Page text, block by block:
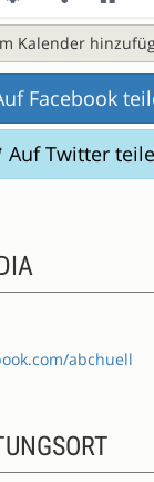
Kalender
Facebook
Auf Twitter
abchuell